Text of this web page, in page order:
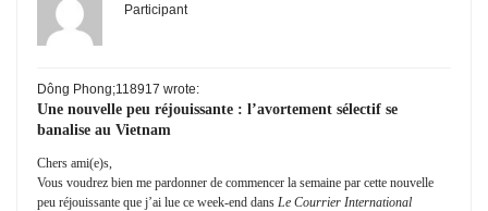
Participant
Dông Phong;118917 wrote:
Une nouvelle peu réjouissante : l’avortement sélectif se
banalise au Vietnam
Chers ami(e)s,
Vous voudrez bien me pardonner de commencer la semaine par cette nouvelle
peu réjouissante que j’ai lue ce week-end dans Le Courrier International